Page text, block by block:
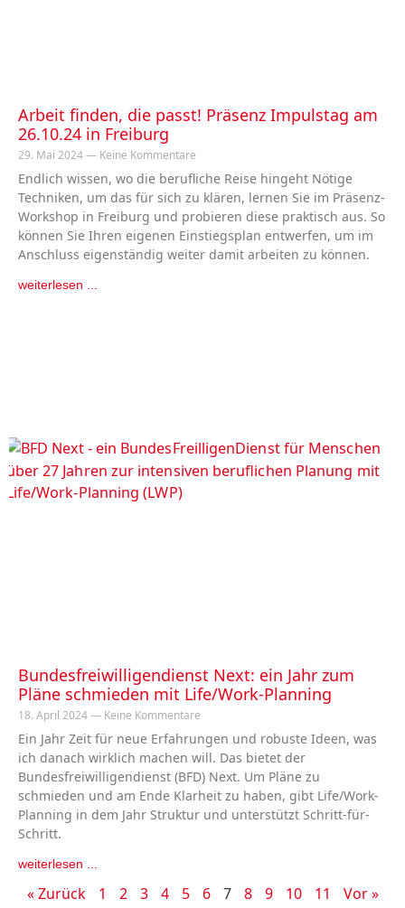
Arbeit finden, die passt! Präsenz Impulstag am
26.10.24 in Freiburg
29. Mai 2024 Keine Kommentare
Endlich wissen, wo die berufliche Reise hingeht Nötige
Techniken, um das für sich zu klären, lernen Sie im Präsenz-
Workshop in Freiburg und probieren diese praktisch aus. So
können Sie Ihren eigenen Einstiegsplan entwerfen, um im
Anschluss eigenständig weiter damit arbeiten zu können.
weiterlesen ...
Bundesfreiwilligendienst Next: ein Jahr zum
Pläne schmieden mit Life/Work-Planning
18. April 2024 Keine Kommentare
Ein Jahr Zeit für neue Erfahrungen und robuste Ideen, was
ich danach wirklich machen will. Das bietet der
Bundesfreiwilligendienst (BFD) Next. Um Pläne zu
schmieden und am Ende Klarheit zu haben, gibt Life/Work-
Planning in dem Jahr Struktur und unterstützt Schritt-für-
Schritt.
weiterlesen ...
« Zurück 1 2 3 4 5 6 7 8 9 10 11 Vor »